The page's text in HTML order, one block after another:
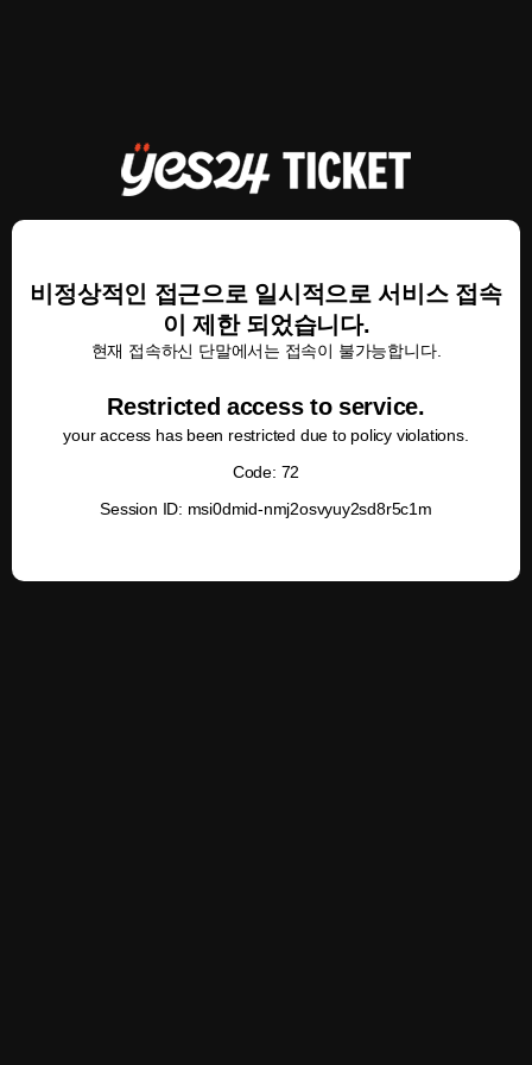
비정상적인 접근으로 일시적으로 서비스 접속
이 제한 되었습니다.
현재 접속하신 단말에서는 접속이 불가능합니다.
Restricted access to service.
your access has been restricted due to policy violations.
Code: 72
Session ID: msi0dmid-nmj2osvyuy2sd8r5c1m